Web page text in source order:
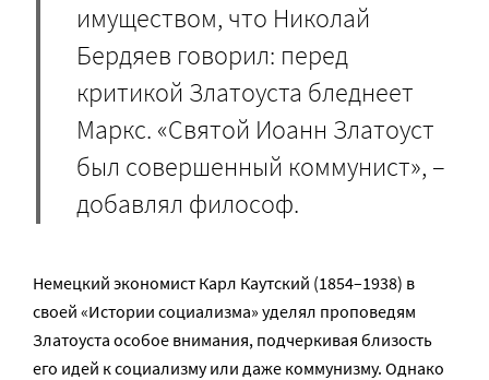
имуществом, что Николай
Бердяев говорил: перед
критикой Златоуста бледнеет
Маркс. «Святой Иоанн Златоуст
был совершенный коммунист», –
добавлял философ.
Немецкий экономист Карл Каутский (1854–1938) в
своей «Истории социализма» уделял проповедям
Златоуста особое внимания, подчеркивая близость
его идей к социализму или даже коммунизму. Однако